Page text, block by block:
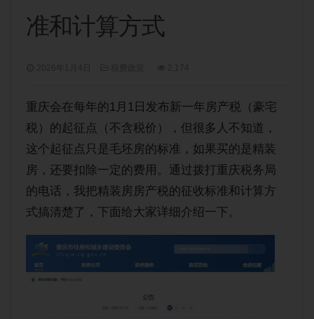
重庆楼盘
购房经验
准和计算方式
重庆会在每年的1月1日发布新一年房产税（豪宅
税）的起征点（不含税价），但很多人不知道，
这个起征点只是毛坯房的标准，如果买的是精装
房，还要扣除一定的费用。通过拨打重庆税务局
的电话，我把精装房房产税的征收标准和计算方
式搞清楚了，下面给大家详细介绍一下。